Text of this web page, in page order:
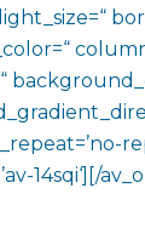
14sqi‘][/